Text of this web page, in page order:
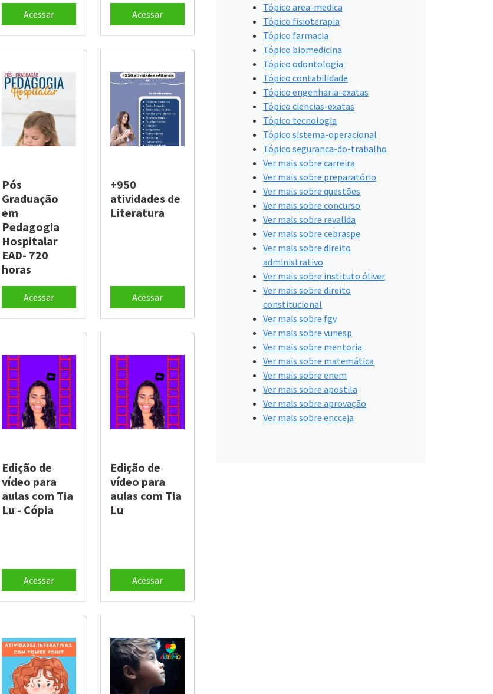
Acessar Acessar
Pós
Graduação
em
Pedagogia
Hospitalar
EAD- 720
horas
Acessar
+950
atividades de
Literatura
Acessar
Edição de
vídeo para
aulas com Tia
Lu - Cópia
Acessar
Edição de
vídeo para
aulas com Tia
Lu
Acessar
Tópico area-medica
Tópico fisioterapia
Tópico farmacia
Tópico biomedicina
Tópico odontologia
Tópico contabilidade
Tópico engenharia-exatas
Tópico ciencias-exatas
Tópico tecnologia
Tópico sistema-operacional
Tópico seguranca-do-trabalho
Ver mais sobre carreira
Ver mais sobre preparatório
Ver mais sobre questões
Ver mais sobre concurso
Ver mais sobre revalida
Ver mais sobre cebraspe
Ver mais sobre direito
administrativo
Ver mais sobre instituto óliver
Ver mais sobre direito
constitucional
Ver mais sobre fgv
Ver mais sobre vunesp
Ver mais sobre mentoria
Ver mais sobre matemática
Ver mais sobre enem
Ver mais sobre apostila
Ver mais sobre aprovação
Ver mais sobre encceja